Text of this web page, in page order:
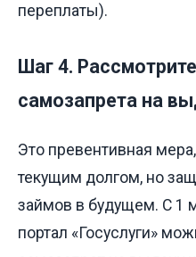
переплаты).
Шаг 4.
самозапрета на
Это превентивная
текущим долгом, но
займов в будущем. С 1
портал «Госуслуги»